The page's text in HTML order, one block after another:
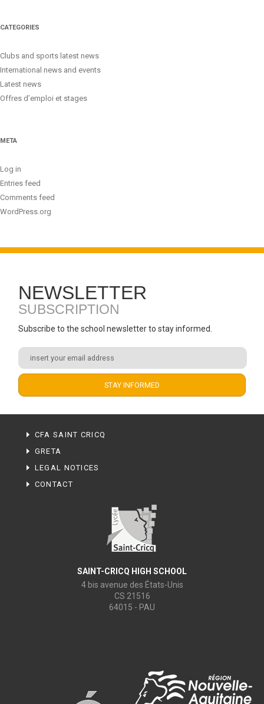
CATEGORIES
Clubs and sports latest news
International news and events
Latest news
Offres d’emploi et stages
META
Log in
Entries feed
Comments feed
WordPress.org
NEWSLETTER
SUBSCRIPTION
Subscribe to the school newsletter to stay informed.
CFA SAINT CRICQ
GRETA
LEGAL NOTICES
CONTACT
SAINT-CRICQ HIGH SCHOOL
4 bis avenue des États-Unis
CS 21516
64015 - PAU